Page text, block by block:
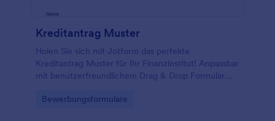
Kreditantrag Muster
Holen Sie sich mit Jotform das perfekte
Kreditantrag Muster für Ihr Finanzinstitut! Anpassbar
mit benutzerfreundlichem Drag & Drop Formular
Go to Category:
Bewerbungsformulare